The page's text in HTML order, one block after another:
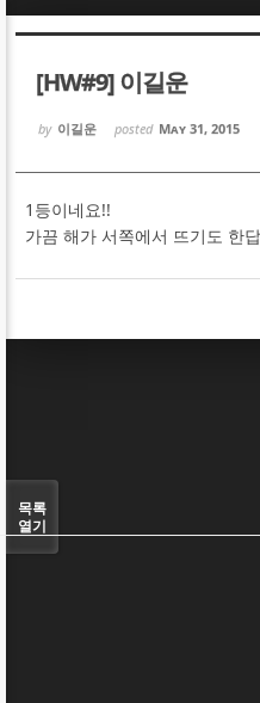
[HW#9] 이길운
by 이길운 posted May 31, 2015
1등이네요!!
가끔 해가 서쪽에서 뜨기도 한
목록
열기
Sketchbook5,
Sketchbook5,
Sketchbook5,
Sketchbook5,